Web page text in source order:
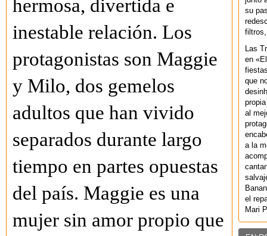
hermosa, divertida e
inestable relación. Los
protagonistas son Maggie
y Milo, dos gemelos
adultos que han vivido
separados durante largo
tiempo en partes opuestas
del país. Maggie es una
mujer sin amor propio que
su
filtros,
Las
en
que
al
a la
el
Mari